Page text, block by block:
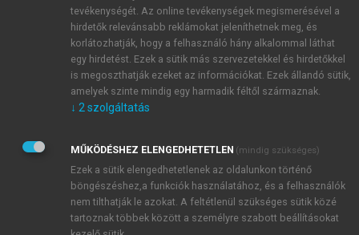
utalnak. Ugyanakkor meglepő, hogy a lakosság több
mint fele minősíti a saját egészségét közepesnek vagy
rossznak, valamint a lakosság egyharmada fejezte ki
elégedetlenségét a fekvőbeteg-ellátással
kapcsolatban. Az Eurobarometer 2002 EU-s felmérés
szerint a csatlakozott közép-európai országok
állapotát jónak vagy kielégítőnek, a nyugat-európai
országokban 75–80% körül mozog.
Jelentős összefüggés volt kimutatható a
gazdasági aktivitás eltérései és az életminőség-
csökkenés előfordulása között. A gazdaságilag
tevékenységét. Az online tevékenységek megismerésével a
hirdetők relevánsabb reklámokat jeleníthetnek meg, és
korlátozhatják, hogy a felhasználó hány alkalommal láthat
egy hirdetést. Ezek a sütik más szervezetekkel és hirdetőkkel
is megoszthatják ezeket az információkat. Ezek állandó sütik,
amelyek szinte mindig egy harmadik féltől származnak.
↓ 2 szolgáltatás
MŰKÖDÉSHEZ ELENGEDHETETLEN (mindig szükséges)
Ezek a sütik elengedhetetlenek az oldalunkon történő
böngészéshez,a funkciók használatához, és a felhasználók
nem tilthatják le azokat. A feltétlenül szükséges sütik közé
tartoznak többek között a személyre szabott beállításokat